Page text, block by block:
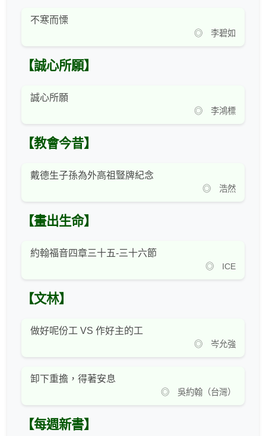
不寒而慄
◎ 李碧如
【誠心所願】
誠心所願
◎ 李鴻標
【教會今昔】
戴德生子孫為外高祖豎牌紀念
◎ 浩然
【畫出生命】
約翰福音四章三十五-三十六節
◎ ICE
【文林】
做好呢份工 VS 作好主的工
◎ 岑允強
卸下重擔，得著安息
◎ 吳約翰（台灣）
【每週新書】